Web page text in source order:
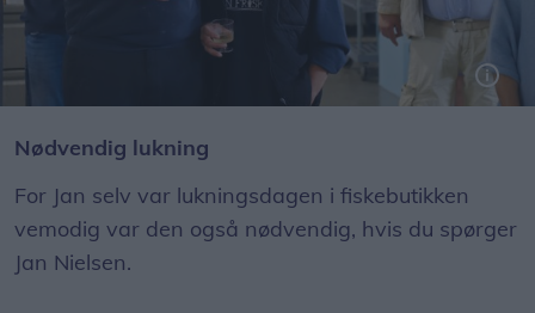
Nødvendig lukning
For Jan selv var lukningsdagen i fiskebutikken
vemodig var den også nødvendig, hvis du spørger
Jan Nielsen.